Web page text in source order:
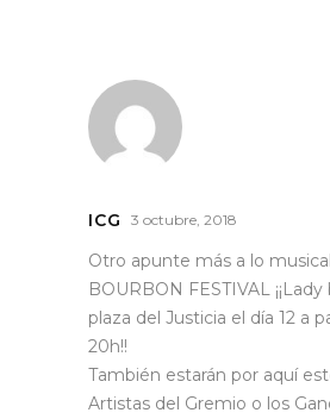
ICG 3 octubre, 2018
Otro apunte más a lo
BOURBON FESTIVAL
plaza del Justicia el día 12 a
20h!!
También estarán por aquí
Artistas del Gremio o los